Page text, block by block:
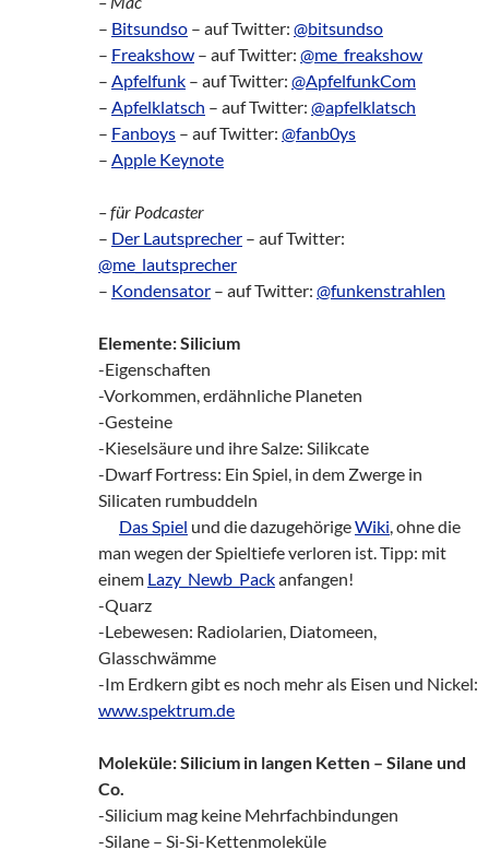
– Bitsundso – auf Twitter: @bitsundso
– Freakshow – auf Twitter: @me_freakshow
– Apfelfunk – auf Twitter: @ApfelfunkCom
– Apfelklatsch – auf Twitter: @apfelklatsch
– Fanboys – auf Twitter: @fanb0ys
– Apple Keynote
– für Podcaster
– Der Lautsprecher – auf Twitter:
@me_lautsprecher
– Kondensator – auf Twitter: @funkenstrahlen
Elemente: Silicium
-Eigenschaften
-Vorkommen, erdähnliche Planeten
-Gesteine
-Kieselsäure und ihre Salze: Silikcate
-Dwarf Fortress: Ein Spiel, in dem Zwerge in
Silicaten rumbuddeln
Das Spiel und die dazugehörigeWiki, ohne die
man wegen der Spieltiefe verloren ist. Tipp: mit
einem Lazy_Newb_Packanfangen!
-Quarz
-Lebewesen: Radiolarien, Diatomeen,
Glasschwämme
-Im Erdkern gibt es noch mehr als Eisen und Nickel:
www.spektrum.de
Moleküle: Silicium in langen Ketten – Silane und
Co.
-Silicium mag keine Mehrfachbindungen
-Silane – Si-Si-Kettenmoleküle